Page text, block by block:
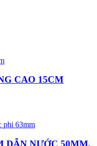
CAO 15CM
DẪN NƯỚC 50MM,